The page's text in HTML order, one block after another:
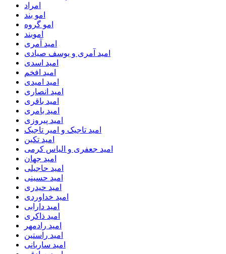
امراد
امو بند
امو گروه
اموبند
امید آمری
امید آمری و یوسف صیادی
امید اسدی
امید افخم
امید امیدی
امید انصاری
امید باقری
امید بامری
امید پیروزی
امید تاجیک و امیر تاجیک
امید تکین
امید جعفری و الیاس کرمی
امید جهان
امید حاجیلی
امید حسینی
امید حیدری
امید خداوردی
امید دارابی
امید ذاکری
امید رادمهر
امید راستین
امید ساربانی